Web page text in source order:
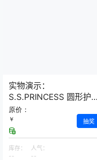
实物演示：
S.S.PRINCESS 圆形护颈
荞麦保健枕
原价：
￥ 抽奖
库存：
--
人气：
--